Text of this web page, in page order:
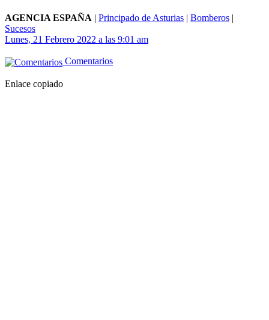
AGENCIA ESPAÑA | Principado de Asturias | Bomberos |
Sucesos
Lunes, 21 Febrero 2022 a las 9:01 am
Comentarios
Enlace copiado